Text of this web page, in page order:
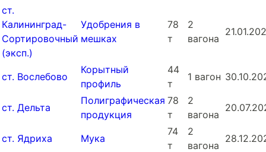
ст.
Калининград-
Сортировочный
(эксп.)
Удобрения в
мешках
78
т
2
вагона
ст. Вослебово
Корытный
профиль
44
т
1 вагон
ст. Дельта
Полиграфическая
продукция
78
т
2
вагона
ст. Ядриха Мука
74
т
2
вагона